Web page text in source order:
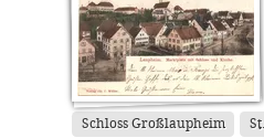
Schloss Großlaupheim